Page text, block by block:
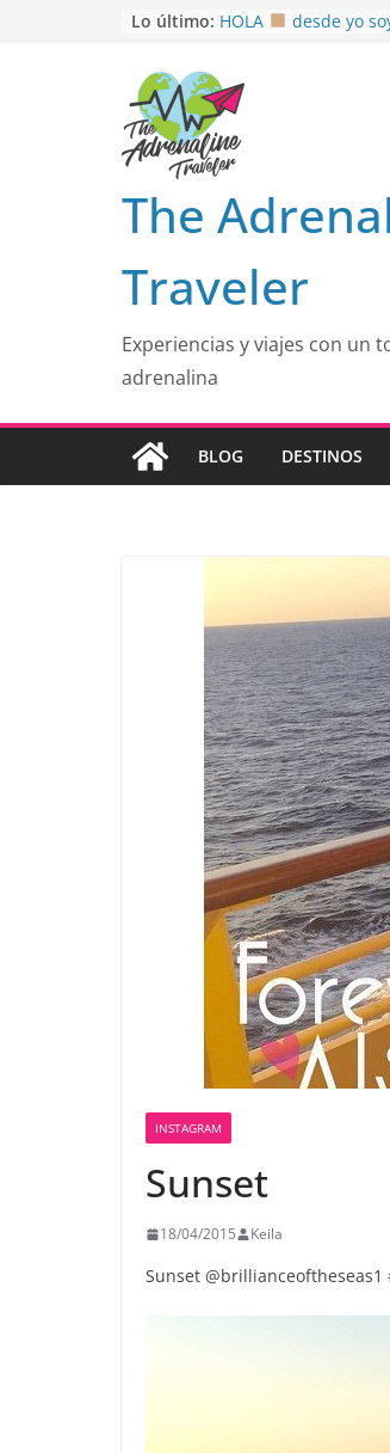
Lo último: HOLA
desde yo
EL SENDERO DEL
opción
HOSPEDAJE AL
En
MULITO!
The
Traveler
Experiencias y viajes con un
adrenalina
BLOG DESTINOS
INSTAGRAM
Sunset
18/04/2015 Keila
Sunset